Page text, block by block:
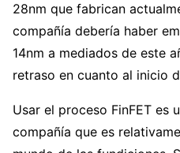
28nm que fabrican
compañía debería haber
14nm a mediados de este
retraso en cuanto al inicio
Usar el proceso FinFET es
compañía que es